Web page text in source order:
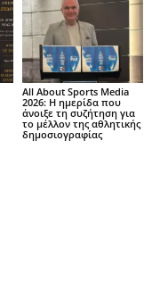
All About Sports Media
2026: Η ημερίδα που
άνοιξε τη συζήτηση για
το μέλλον της αθλητικής
δημοσιογραφίας